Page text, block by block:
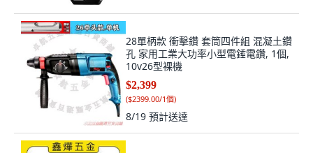
28單柄款 衝擊鑽 套筒四件組 混凝土鑽
孔 家用工業大功率小型電錘電鑽, 1個,
10v26型裸機
$2,399
($2399.00/1個)
8/19 預計送達